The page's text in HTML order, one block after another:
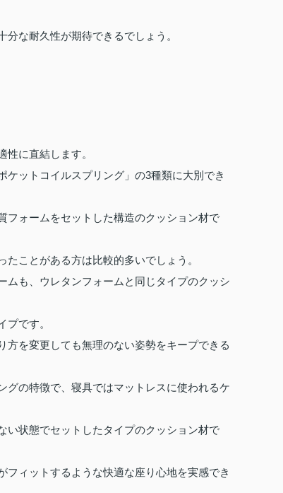
な耐久性が期待できるでしょう。
に直結します。
ットコイルスプリング」の3種類に大別でき
フォームをセットした構造のクッション材で
ことがある方は比較的多いでしょう。
ムも、ウレタンフォームと同じタイプのクッシ
です。
を変更しても無理のない姿勢をキープできる
グの特徴で、寝具ではマットレスに使われるケ
い状態でセットしたタイプのクッション材で
ィットするような快適な座り心地を実感でき